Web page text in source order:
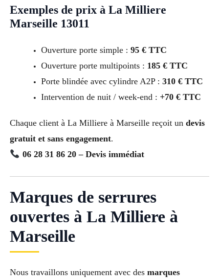
Exemples de prix à La Milliere
Marseille 13011
Ouverture porte simple : 95 € TTC
Ouverture porte multipoints : 185 € TTC
Porte blindée avec cylindre A2P : 310 € TTC
Intervention de nuit / week-end : +70 € TTC
Chaque client à La Milliere à Marseille reçoit un devis
gratuit et sans engagement.
06 28 31 86 20 – Devis immédiat
Marques de serrures
ouvertes à La Milliere à
Marseille
Nous travaillons uniquement avec des marques